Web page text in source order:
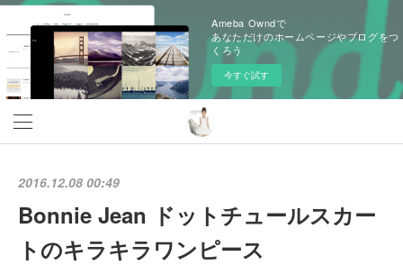
Ameba Owndで
あなただけのホームページやブログをつ
くろう
今すぐ試す
2016.12.08 00:49
Bonnie Jean ドットチュールスカー
トのキラキラワンピース